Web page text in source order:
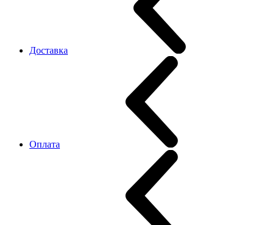
Доставка
Оплата